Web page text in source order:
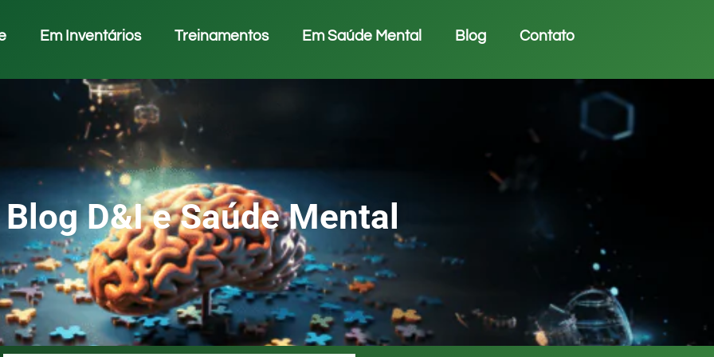
Em Inventários Treinamentos Em Saúde Mental Blog Contato
Blog D&I e Saúde Mental